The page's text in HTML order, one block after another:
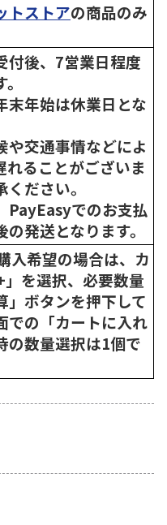
トストアの商品のみ
付後、7営業日程度
年始は休業日とな
交通事情などによ
れることがございま
ださい。
でのお支払
発送となります。
入希望の場合は、カ
を選択、必要数量
」ボタンを押下して
での「カートに入れ
の数量選択は1個で